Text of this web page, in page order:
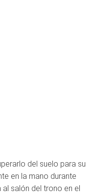
del suelo para su
en la mano durante
salón del trono en el